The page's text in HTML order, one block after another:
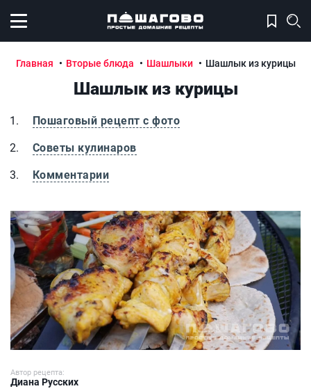
Открыть меню
Главная Вторые блюда Шашлыки Шашлык из курицы
Шашлык из курицы
Пошаговый рецепт с фото
Советы кулинаров
Комментарии
Шашлык из курицы
Автор рецепта:
Диана Русских